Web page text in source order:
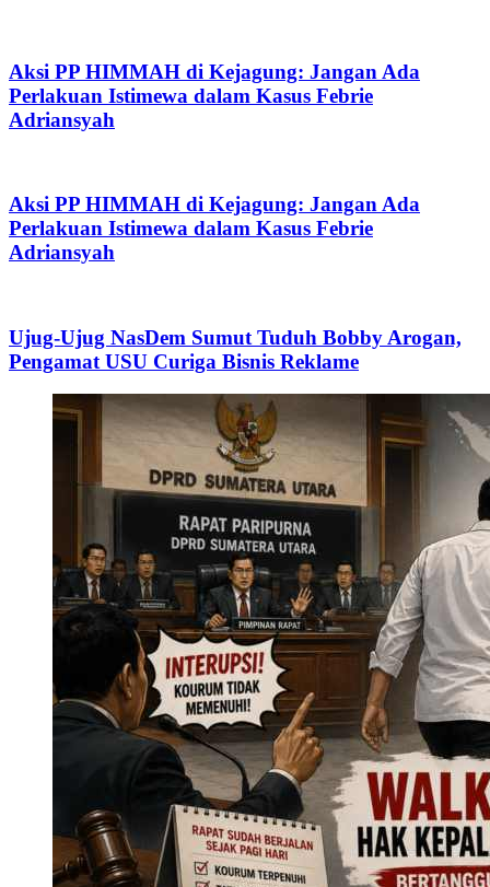
Aksi PP HIMMAH di Kejagung: Jangan Ada
Perlakuan Istimewa dalam Kasus Febrie
Adriansyah
Aksi PP HIMMAH di Kejagung: Jangan Ada
Perlakuan Istimewa dalam Kasus Febrie
Adriansyah
Ujug-Ujug NasDem Sumut Tuduh Bobby Arogan,
Pengamat USU Curiga Bisnis Reklame